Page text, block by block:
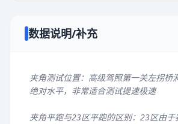
数据说明/补充
夹角测试位置：高级驾照第一关左拐桥
绝对水平，非常适合测试提速极速
夹角平跑与23区平跑的区别：23区由